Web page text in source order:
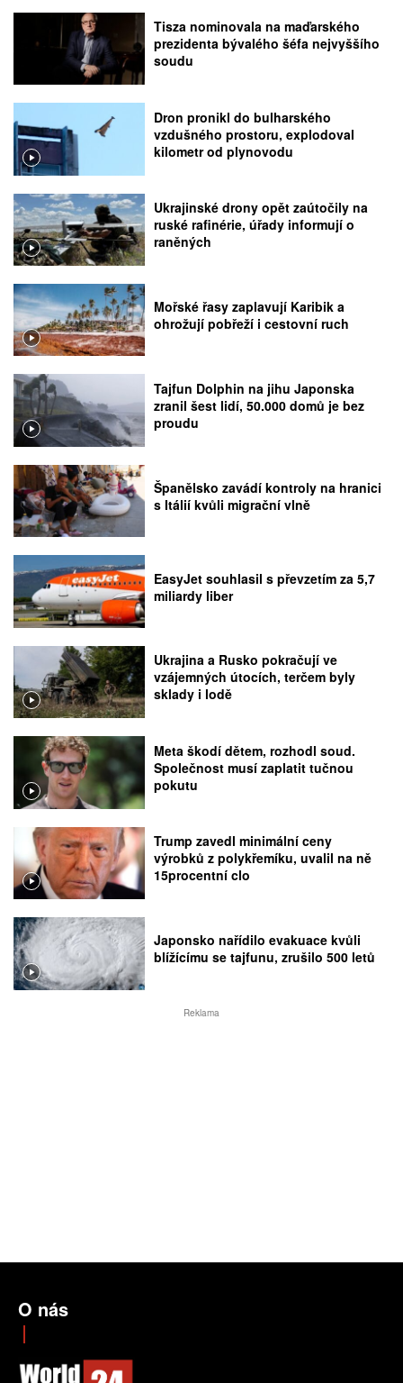
Tisza nominovala na maďarského
prezidenta bývalého šéfa nejvyššího
soudu
Dron pronikl do bulharského
vzdušného prostoru, explodoval
kilometr od plynovodu
Ukrajinské drony opět zaútočily na
ruské rafinérie, úřady informují o
raněných
Mořské řasy zaplavují Karibik a
ohrožují pobřeží i cestovní ruch
Tajfun Dolphin na jihu Japonska
zranil šest lidí, 50.000 domů je bez
proudu
Španělsko zavádí kontroly na hranici
s Itálií kvůli migrační vlně
EasyJet souhlasil s převzetím za 5,7
miliardy liber
Ukrajina a Rusko pokračují ve
vzájemných útocích, terčem byly
sklady i lodě
Meta škodí dětem, rozhodl soud.
Společnost musí zaplatit tučnou
pokutu
Trump zavedl minimální ceny
výrobků z polykřemíku, uvalil na ně
15procentní clo
Japonsko nařídilo evakuace kvůli
blížícímu se tajfunu, zrušilo 500 letů
Reklama
O nás